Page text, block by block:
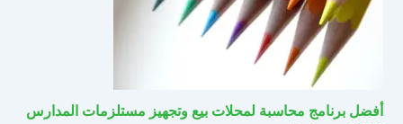
أفضل برنامج محاسبة لمحلات بيع وتجهيز مستلزمات المدارس